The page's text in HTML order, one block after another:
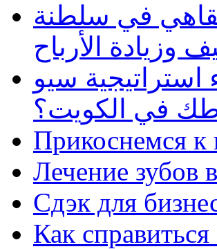
في سلطنة
وزيادة الأرباح
سيو
في الكويت؟
Прикоснемся к
Лечение зубов
Сдэк для
Как